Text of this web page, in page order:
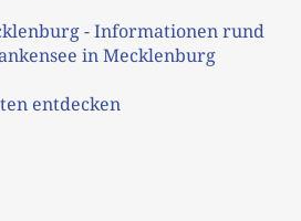
- Informationen rund
in Mecklenburg
entdecken